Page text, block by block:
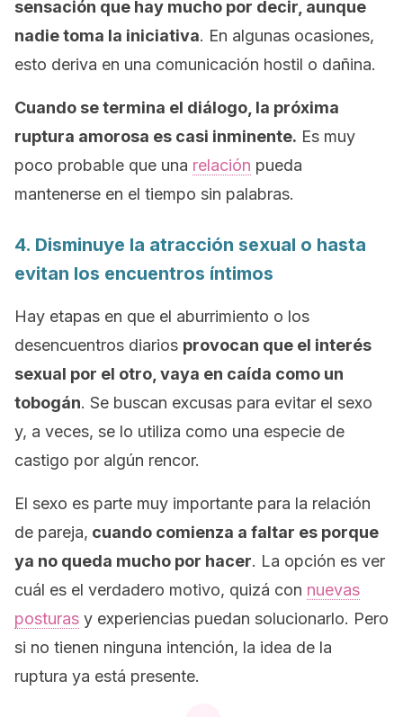
sensación que hay mucho por decir, aunque
nadie toma la iniciativa. En algunas ocasiones,
esto deriva en una comunicación hostil o dañina.
Cuando se termina el diálogo, la próxima
ruptura amorosa es casi inminente. Es muy
poco probable que una relación pueda
mantenerse en el tiempo sin palabras.
4. Disminuye la atracción sexual o hasta
evitan los encuentros íntimos
Hay etapas en que el aburrimiento o los
desencuentros diarios provocan que el interés
sexual por el otro, vaya en caída como un
tobogán. Se buscan excusas para evitar el sexo
y, a veces, se lo utiliza como una especie de
castigo por algún rencor.
El sexo es parte muy importante para la relación
de pareja, cuando comienza a faltar es porque
ya no queda mucho por hacer. La opción es ver
cuál es el verdadero motivo, quizá con nuevas
posturas y experiencias puedan solucionarlo. Pero
si no tienen ninguna intención, la idea de la
ruptura ya está presente.